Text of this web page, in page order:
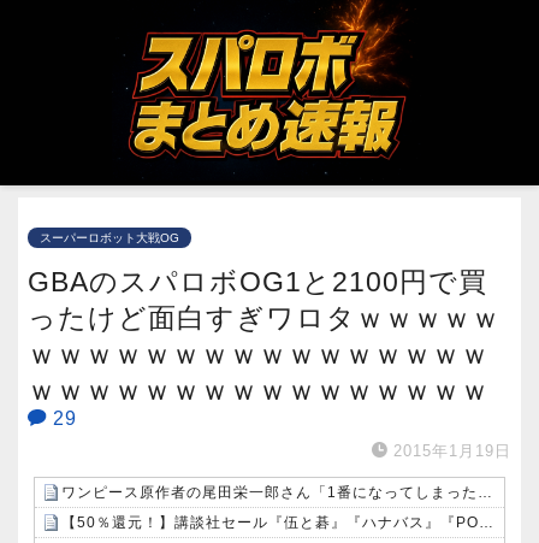
スーパーロボット大戦OG
GBAのスパロボOG1と2100円で買
ったけど面白すぎワロタｗｗｗｗｗ
ｗｗｗｗｗｗｗｗｗｗｗｗｗｗｗｗ
ｗｗｗｗｗｗｗｗｗｗｗｗｗｗｗｗ
29
2015年1月19日
ワンピース原作者の尾田栄一郎さん「1番になってしまったので困っているところ」
【50％還元！】講談社セール『伍と碁』『ハナバス』『POLE STAR』など約1000冊が対象に！（8/9まで）